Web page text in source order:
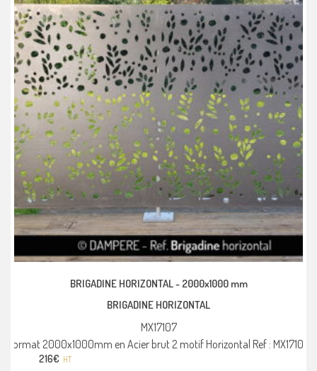
BRIGADINE HORIZONTAL - 2000x1000 mm
BRIGADINE HORIZONTAL
MX17107
Format 2000x1000mm en Acier brut 2 motif Horizontal Ref : MX17107
216€ HT